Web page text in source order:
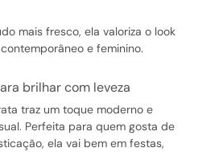
mais fresco, ela valoriza o look
e feminino.
brilhar com leveza
traz um toque moderno e
Perfeita para quem gosta de
ela vai bem em festas,